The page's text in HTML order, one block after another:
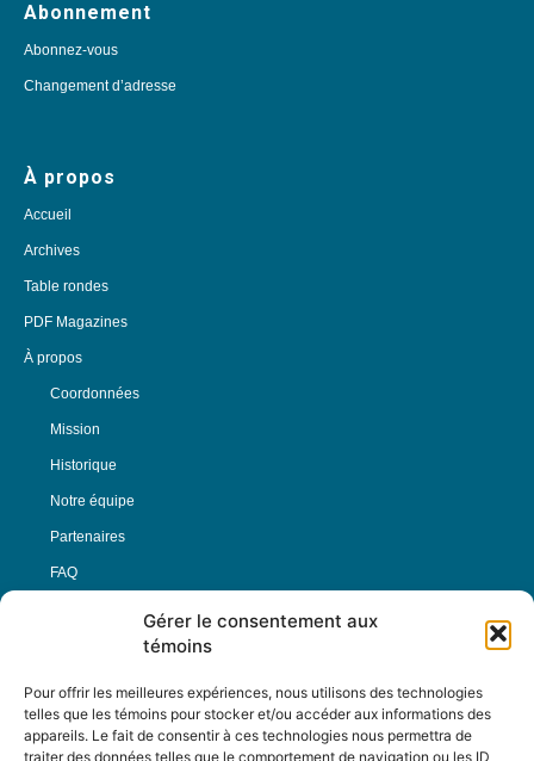
Gérer le consentement aux
témoins
Pour offrir les meilleures expériences, nous utilisons des technologies
telles que les témoins pour stocker et/ou accéder aux informations des
appareils. Le fait de consentir à ces technologies nous permettra de
traiter des données telles que le comportement de navigation ou les ID
Abonnement
Abonnez-vous
Changement d’adresse
À propos
Accueil
Archives
Table rondes
PDF Magazines
À propos
Coordonnées
Mission
Historique
Notre équipe
Partenaires
FAQ
Nous Suivre